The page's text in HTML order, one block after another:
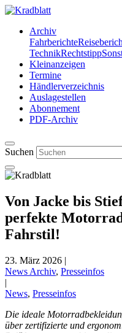
Archiv
Fahrberichte
TechnikRechtstipp
Kleinanzeigen
Termine
Händlerverzeichnis
Auslagestellen
Abonnement
PDF-Archiv
Suchen
Von Jacke bis
perfekte
Fahrstil!
23. März 2026 |
News Archiv, Presseinfos
|
News, Presseinfos
Die ideale
über zertifizierte und